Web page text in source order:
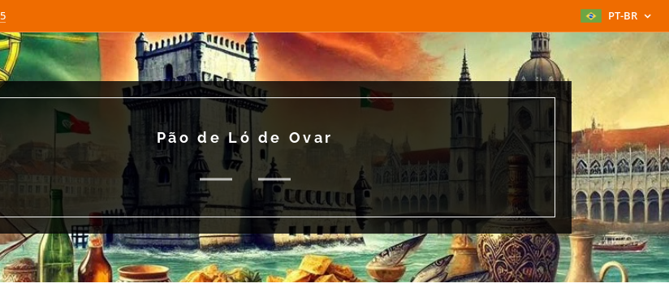
PT-BR
Pão de Ló de Ovar